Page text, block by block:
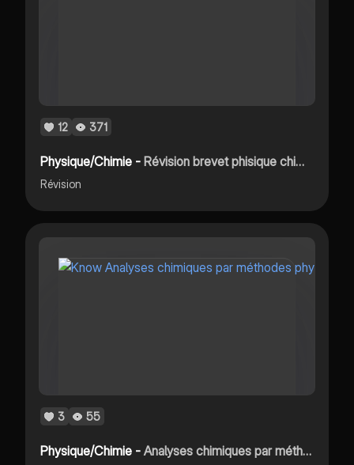
12 371
Physique/Chimie -Révision brevet phisique chimie
Révision
3 55
Physique/Chimie -Analyses chimiques par méthodes physique